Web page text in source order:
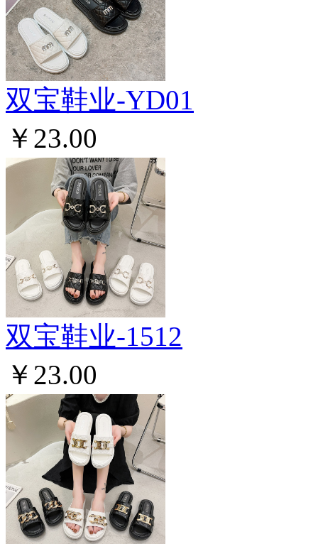
双宝鞋业-YD01
￥23.00
双宝鞋业-1512
￥23.00